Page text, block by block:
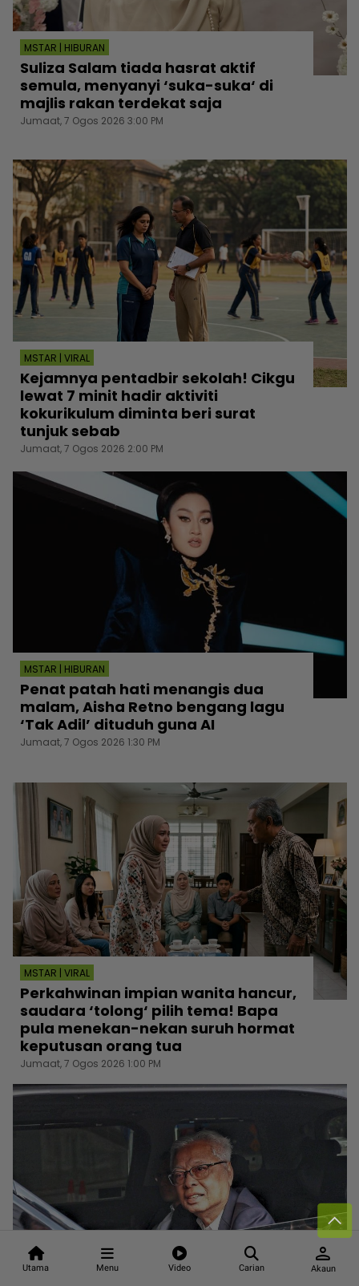
Utama Menu Video Carian
person
Akaun
MSTAR | HIBURAN
Suliza Salam tiada hasrat aktif
semula, menyanyi ‘suka-suka‘ di
majlis rakan terdekat saja
Jumaat, 7 Ogos 2026 3:00 PM
MSTAR | VIRAL
Kejamnya pentadbir sekolah! Cikgu
lewat 7 minit hadir aktiviti
kokurikulum diminta beri surat
tunjuk sebab
Jumaat, 7 Ogos 2026 2:00 PM
MSTAR | HIBURAN
Penat patah hati menangis dua
malam, Aisha Retno bengang lagu
‘Tak Adil’ dituduh guna AI
Jumaat, 7 Ogos 2026 1:30 PM
MSTAR | VIRAL
Perkahwinan impian wanita hancur,
saudara ‘tolong‘ pilih tema! Bapa
pula menekan-nekan suruh hormat
keputusan orang tua
Jumaat, 7 Ogos 2026 1:00 PM